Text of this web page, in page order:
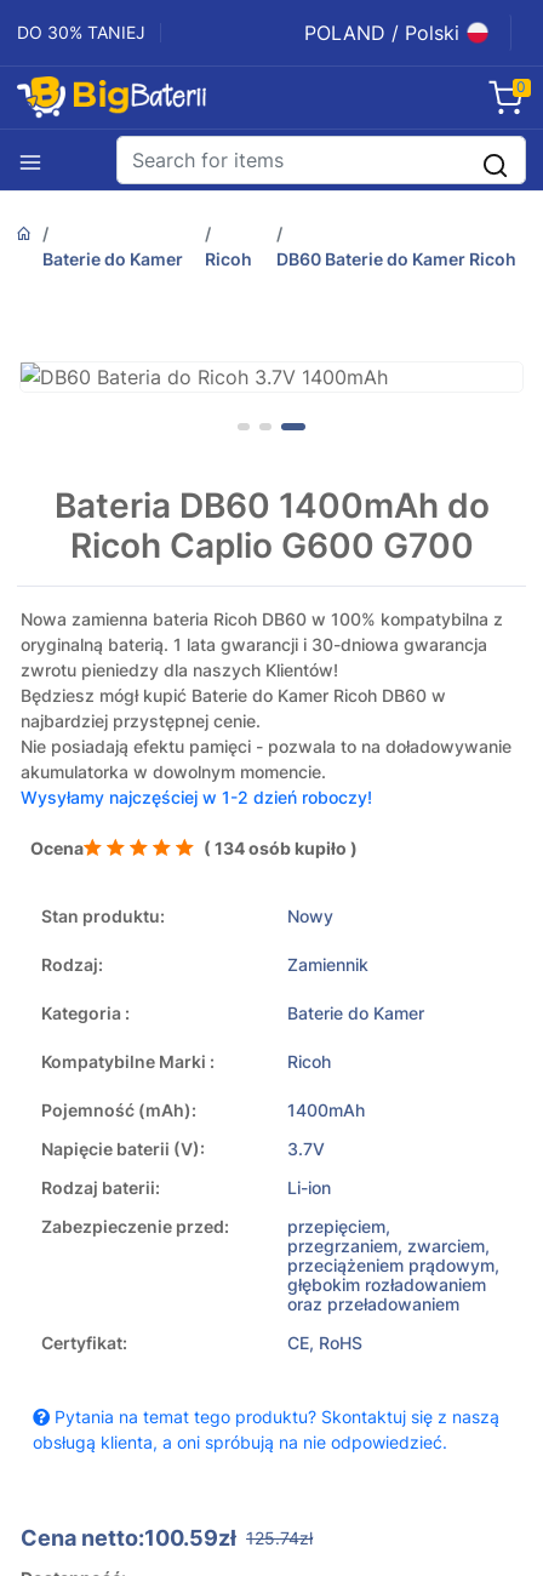
DO 30% TANIEJ POLAND / Polski
0
Baterie do Kamer Ricoh DB60 Baterie do Kamer Ricoh
Bateria DB60 1400mAh do
Ricoh Caplio G600 G700
Nowa zamienna bateria Ricoh DB60 w 100% kompatybilna z
oryginalną baterią. 1 lata gwarancji i 30-dniowa gwarancja
zwrotu pieniedzy dla naszych Klientów!
Będziesz mógł kupić Baterie do Kamer Ricoh DB60 w
najbardziej przystępnej cenie.
Nie posiadają efektu pamięci - pozwala to na doładowywanie
akumulatorka w dowolnym momencie.
Wysyłamy najczęściej w 1-2 dzień roboczy!
Ocena ( 134 osób kupiło )
Stan produktu: Nowy
Rodzaj: Zamiennik
Kategoria : Baterie do Kamer
Kompatybilne Marki : Ricoh
Pojemność (mAh):
1400mAh
Napięcie baterii (V):
3.7V
Rodzaj baterii:
Li-ion
Zabezpieczenie przed:
przepięciem,
przegrzaniem, zwarciem,
przeciążeniem prądowym,
głębokim rozładowaniem
oraz przeładowaniem
Certyfikat:
CE, RoHS
Pytania na temat tego produktu? Skontaktuj się z naszą
obsługą klienta, a oni spróbują na nie odpowiedzieć.
Cena netto:100.59zł 125.74zł